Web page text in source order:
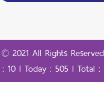
2021 All Rights
10 l Today : 505 l Total :